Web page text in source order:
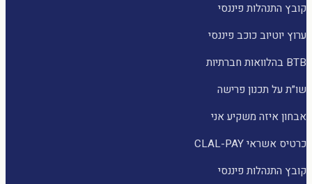
קובץ התנהלות פיננסי
ערוץ יוטיוב כוכב פיננסי
BTB בהלוואות חברתיות
שו״ת על תכנון פרישה
אבחון איזה משקיע אני
כרטיס אשראי CLAL-PAY
קובץ התנהלות פיננסי